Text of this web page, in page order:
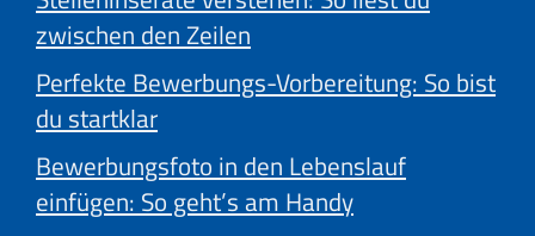
zwischen den Zeilen
Perfekte Bewerbungs-Vorbereitung: So bist
du startklar
Bewerbungsfoto in den Lebenslauf
einfügen: So geht’s am Handy